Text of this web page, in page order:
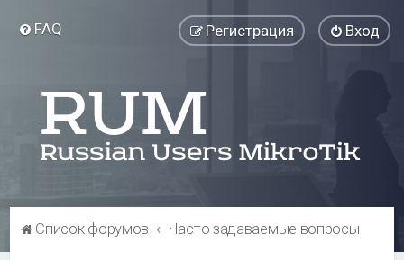
FAQ Вход
Регистрация
Список форумов Часто задаваемые вопросы